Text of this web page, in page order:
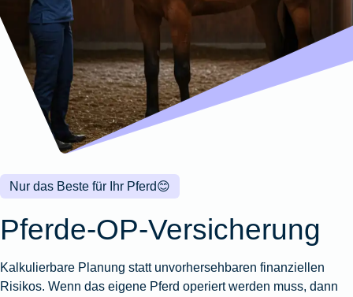
Wohnungsschutzbrief
Zur
Produktübersicht
Gewässerschadenhaftpflicht
Zur
Produktübersicht
Zur
Produktübersicht
Reisehaftpflichtversicherung
Reiserücktrittsversicherung
Zur
Produktübersicht
Zur
Produktübersicht
Zur
Produktübersicht
Zur
Produktübersicht
Montageversicherung
Zur
Produktübersicht
Gruppenunfall für
Betriebe
Gruppenunfall für
Vereine
Produktübersicht
Kunstversicherung
Ausstellungsversicherung
Valorenversicherung
Oldtimersammlungsversicherung
Zur
😊
Nur das Beste für Ihr Pferd
Pferde-OP-Versicherung
Kalkulierbare Planung statt unvorhersehbaren finanziellen
Risikos. Wenn das eigene Pferd operiert werden muss, dann